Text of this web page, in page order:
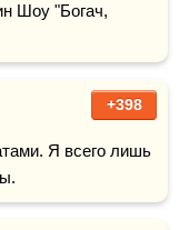
Шоу "Богач,
+398
Я всего лишь